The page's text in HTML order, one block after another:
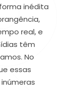
inédita
real, e
têm
No
essas